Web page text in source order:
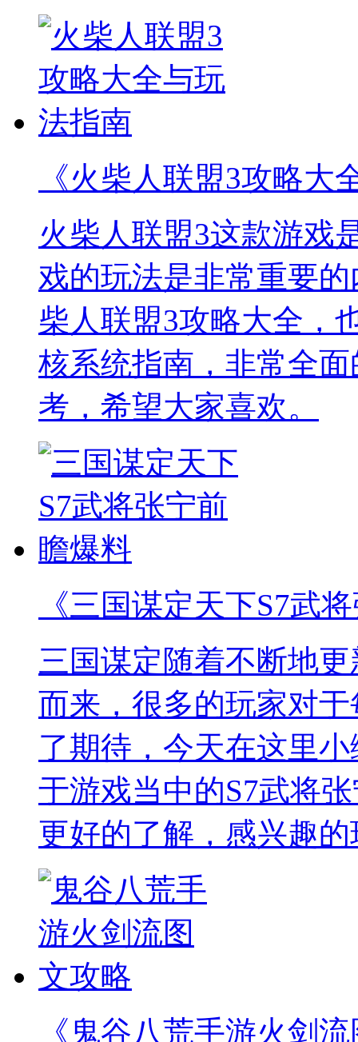
《火柴人联盟3攻略大
火柴人联盟3这款游戏
戏的玩法是非常重要
柴人联盟3攻略大全，
核系统指南，非常全
考，希望大家喜欢。
《三国谋定天下S7武
三国谋定随着不断地
而来，很多的玩家对
了期待，今天在这里
于游戏当中的S7武将
更好的了解，感兴趣
《鬼谷八荒手游火剑